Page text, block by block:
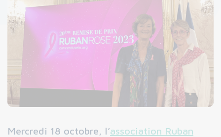
Mercredi 18 octobre, l’association Ruban